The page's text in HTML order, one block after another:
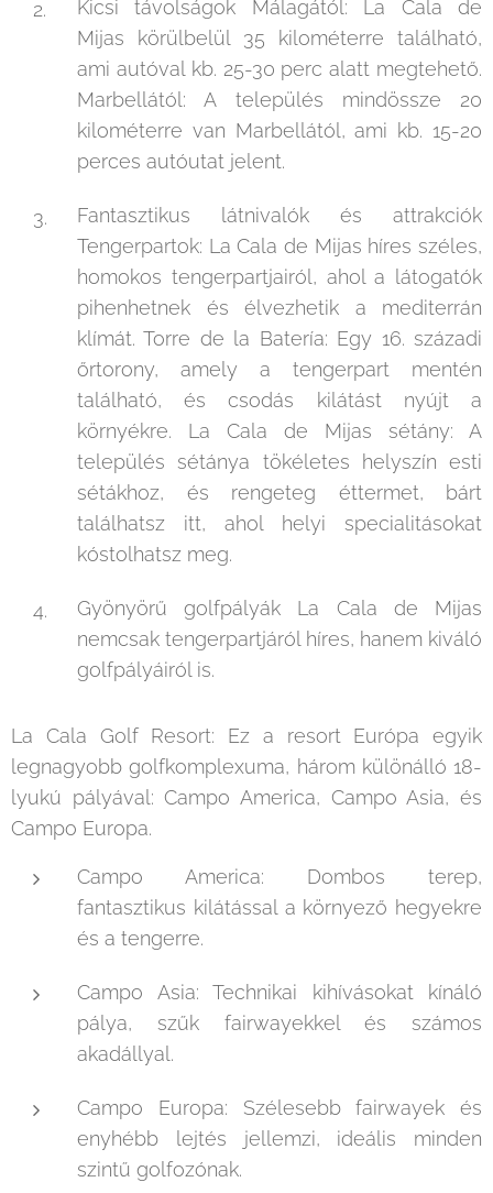
Kicsi távolságok Málagától: La Cala de
Mijas körülbelül 35 kilométerre található,
ami autóval kb. 25-30 perc alatt megtehető.
Marbellától: A település mindössze 20
kilométerre van Marbellától, ami kb. 15-20
perces autóutat jelent.
Fantasztikus látnivalók és attrakciók
Tengerpartok: La Cala de Mijas híres széles,
homokos tengerpartjairól, ahol a látogatók
pihenhetnek és élvezhetik a mediterrán
klímát. Torre de la Batería: Egy 16. századi
őrtorony, amely a tengerpart mentén
található, és csodás kilátást nyújt a
környékre. La Cala de Mijas sétány: A
település sétánya tökéletes helyszín esti
sétákhoz, és rengeteg éttermet, bárt
találhatsz itt, ahol helyi specialitásokat
kóstolhatsz meg.
Gyönyörű golfpályák La Cala de Mijas
nemcsak tengerpartjáról híres, hanem kiváló
golfpályáiról is.
La Cala Golf Resort: Ez a resort Európa egyik
legnagyobb golfkomplexuma, három különálló 18-
lyukú pályával: Campo America, Campo Asia, és
Campo Europa.
Campo America: Dombos terep,
fantasztikus kilátással a környező hegyekre
és a tengerre.
Campo Asia: Technikai kihívásokat kínáló
pálya, szűk fairwayekkel és számos
akadállyal.
Campo Europa: Szélesebb fairwayek és
enyhébb lejtés jellemzi, ideális minden
szintű golfozónak.